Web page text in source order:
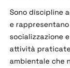
Sono discipline
e
socializzazione
attività praticate
ambientale che